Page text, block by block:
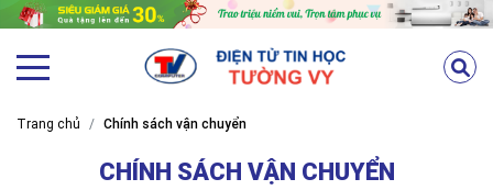
Trang chủ Chính sách vận chuyển
CHÍNH SÁCH VẬN CHUYỂN